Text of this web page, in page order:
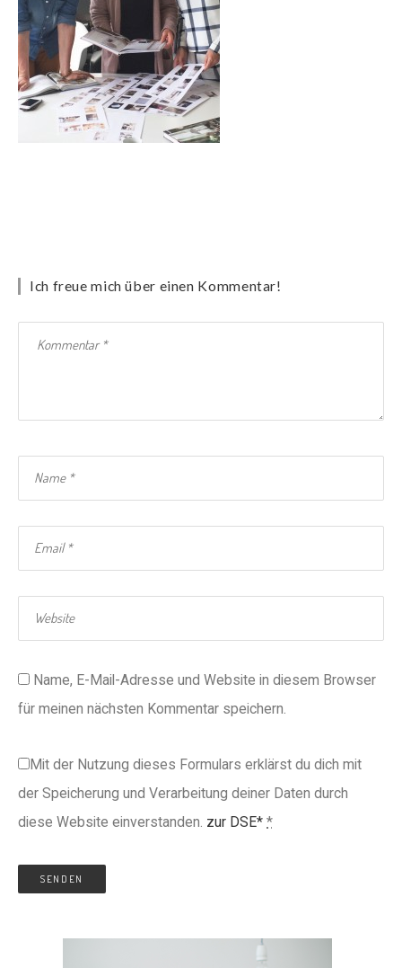
Ich freue mich über einen Kommentar!
Name, E-Mail-Adresse und Website in diesem Browser
für meinen nächsten Kommentar speichern.
Mit der Nutzung dieses Formulars erklärst du dich mit
der Speicherung und Verarbeitung deiner Daten durch
diese Website einverstanden. zur DSE* *